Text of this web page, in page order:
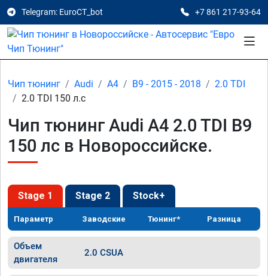
Telegram: EuroCT_bot +7 861 217-93-64
Чип тюнинг Audi A4 B9 - 2015 - 2018
2.0 TDI
2.0 TDI 150 л.с
Чип тюнинг Audi A4 2.0 TDI B9
150 лс в Новороссийске.
Stage 1 Stage 2 Stock+
Параметр Заводские Тюнинг* Разница
Объем
двигателя
2.0 CSUA